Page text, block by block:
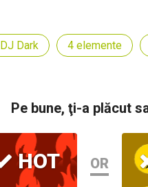
DJ Dark 4 elemente
Pe bune, ţi-a plăcut
HOT OR